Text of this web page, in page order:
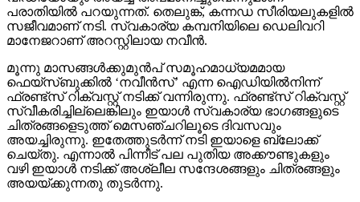
പരാതിയിൽ പറയുന്നത്. തെലുങ്ക്, കന്നഡ സീരിയലുകളിൽ
സജീവമാണ് നടി. സ്വകാര്യ കമ്പനിയിലെ ഡെലിവറി
മാനേജറാണ് അറസ്റ്റിലായ നവീൻ.
മൂന്നു മാസങ്ങൾക്കുമുൻപ് സമൂഹമാധ്യമമായ
ഫെയ്സ്‌ബുക്കിൽ ‘നവീൻസ്’ എന്ന ഐഡിയിൽനിന്ന്
ഫ്രണ്ട്സ് റിക്വസ്റ്റ് നടിക്ക് വന്നിരുന്നു. ഫ്രണ്ട്സ് റിക്വസ്റ്റ്
സ്വീകരിച്ചില്ലെങ്കിലും ഇയാൾ സ്വകാര്യ ഭാഗങ്ങളുടെ
ചിത്രങ്ങളെടുത്ത് മെസഞ്ചറിലൂടെ ദിവസവും
അയച്ചിരുന്നു. ഇതേത്തുടർന്ന് നടി ഇയാളെ ബ്ലോക്ക്
ചെയ്തു. എന്നാൽ പിന്നീട് പല പുതിയ അക്കൗണ്ടുകളും
വഴി ഇയാൾ നടിക്ക് അശ്ലീല സന്ദേശങ്ങളും ചിത്രങ്ങളും
അയയ്ക്കുന്നതു തുടർന്നു.